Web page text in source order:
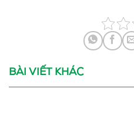
BÀI VIẾT KHÁC